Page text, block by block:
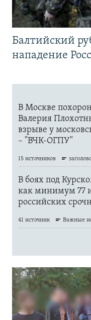
Балтийский
нападение